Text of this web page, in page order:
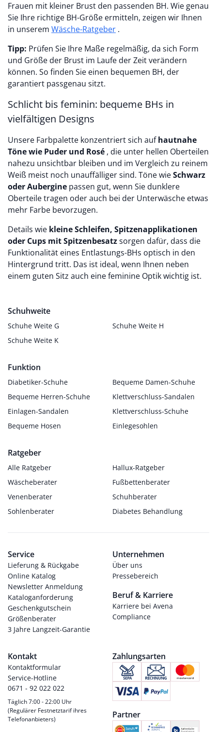
Frauen mit kleiner Brust den passenden BH. Wie genau
Sie Ihre richtige BH-Größe ermitteln, zeigen wir Ihnen
in unserem Wäsche-Ratgeber .
Tipp:
und Größe der Brust im Laufe der Zeit verändern
können. So finden Sie einen bequemen BH, der
garantiert passgenau sitzt.
Schlicht bis feminin: bequeme BHs in
vielfältigen Designs
Unsere Farbpalette konzentriert sich aufhautnahe
Töne wie Puder und Rosé , die unter hellen Oberteilen
nahezu unsichtbar bleiben und im Vergleich zu reinem
Weiß meist noch unauffälliger sind. Töne wieSchwarz
oder Aubergine
Oberteile tragen oder auch bei der Unterwäsche etwas
mehr Farbe bevorzugen.
Details wie kleine Schleifen, Spitzenapplikationen
oder Cups mit Spitzenbesatz
Funktionalität eines Entlastungs-BHs optisch in den
Hintergrund tritt. Das ist ideal, wenn Ihnen neben
einem guten Sitz auch eine feminine Optik wichtig ist.
Schuhweite
Schuhe Weite G
Schuhe Weite H
Schuhe Weite K
Funktion
Diabetiker-Schuhe
Bequeme Damen-Schuhe
Bequeme Herren-Schuhe
Klettverschluss-Sandalen
Einlagen-Sandalen
Klettverschluss-Schuhe
Bequeme Hosen
Einlegesohlen
Ratgeber
Alle Ratgeber
Hallux-Ratgeber
Wäscheberater
Fußbettenberater
Venenberater
Schuhberater
Sohlenberater
Diabetes Behandlung
Service
Lieferung & Rückgabe
Online Katalog
Newsletter Anmeldung
Kataloganforderung
Geschenkgutschein
Größenberater
3 Jahre Langzeit-Garantie
Unternehmen
Über uns
Pressebereich
Beruf & Karriere
Karriere bei Avena
Compliance
Kontakt
Kontaktformular
Service-Hotline
0671 - 92 022 022
Täglich 7:00 - 22:00 Uhr
(Regulärer Festnetztarif ihres
Telefonanbieters)
Zahlungsarten
Partner